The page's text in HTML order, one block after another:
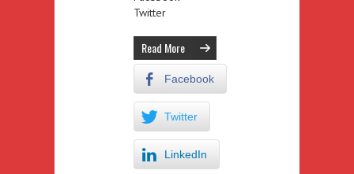
Twitter
Read More
Facebook
Twitter
LinkedIn